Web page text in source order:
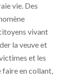
vie. Des
vivant
la veuve et
et les
faire en collant,